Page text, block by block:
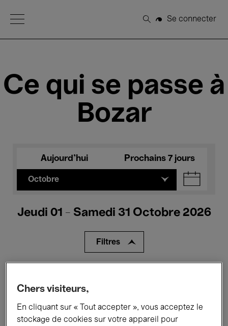
Open Menu
Rechercher
Se connecter
Ce qui se passe à
Bozar
Aujourd'hui Prochains 7 jours
Octobre
Jeudi 01 - Samedi 31 Octobre 2026
Filtres
Rencontres & Débats Jazz
Chers visiteurs,
En cliquant sur « Tout accepter », vous acceptez le
stockage de cookies sur votre appareil pour